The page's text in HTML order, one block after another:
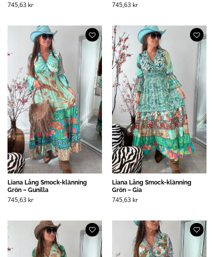
745,63 kr 745,63 kr
Liana Lång Smock-klänning
Grön – Gunilla
745,63 kr
Liana Lång Smock-klänning
Grön – Gia
745,63 kr